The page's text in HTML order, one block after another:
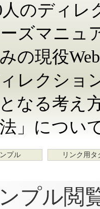
人のディ
ズマニュ
の現役
レクショ
なる考え
」につい
プル リンク用タ
プル閲